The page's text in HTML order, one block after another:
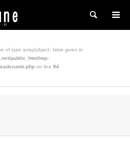
検索
of type array|object, false given in
public_html/wp-
on line 94